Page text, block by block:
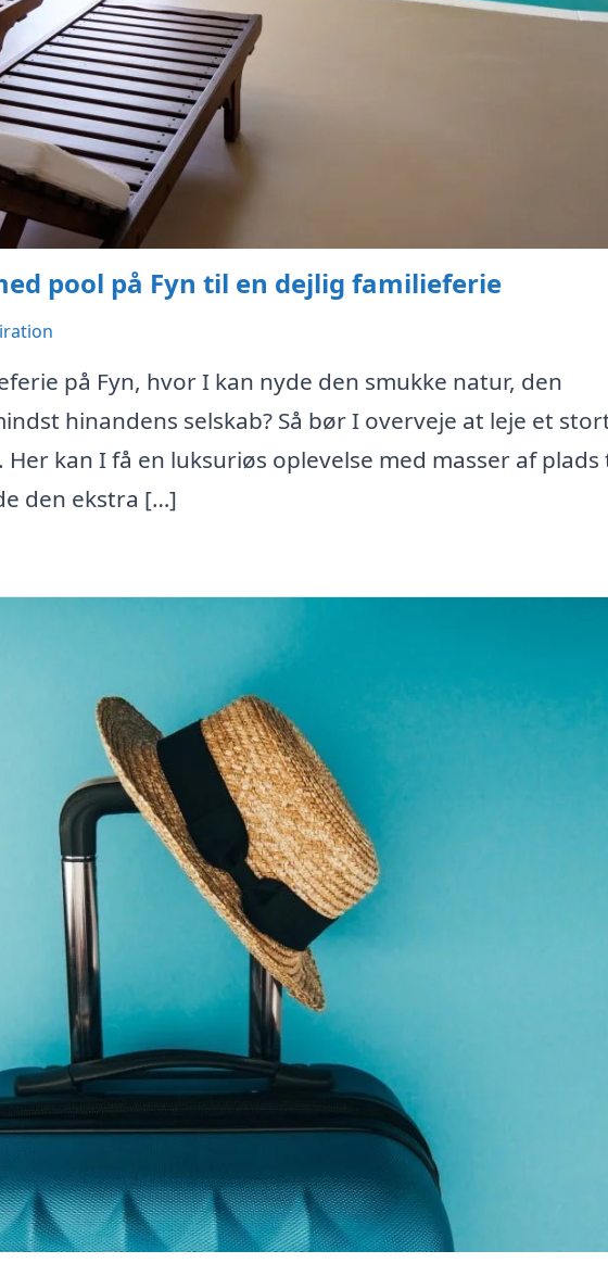
pool på Fyn til en dejlig familieferie
på Fyn, hvor I kan nyde den smukke natur, den
hinandens selskab? Så bør I overveje at leje et
kan I få en luksuriøs oplevelse med masser af plads
den ekstra […]